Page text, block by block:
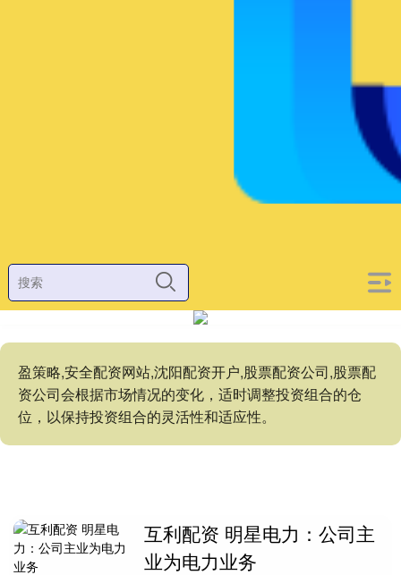
盈策略,安全配资网站,沈阳配资开户,股票配资公司,股票配
资公司会根据市场情况的变化，适时调整投资组合的仓
位，以保持投资组合的灵活性和适应性。
互利配资 明星电力：公司主
业为电力业务